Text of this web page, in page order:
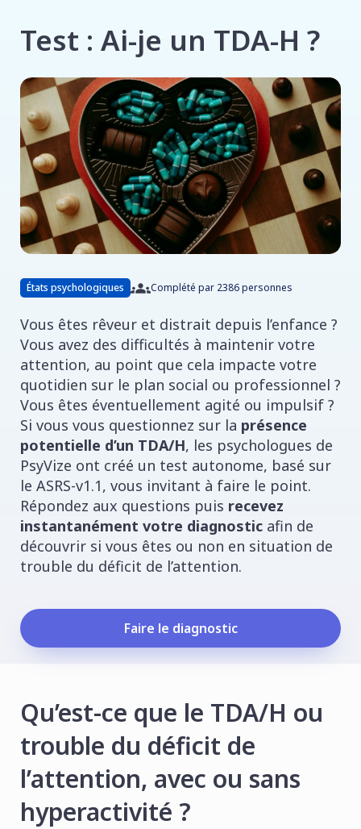
Test : Ai-je un TDA-H ?
États psychologiques Complété par 2386 personnes
Vous êtes rêveur et distrait depuis l’enfance ?
Vous avez des difficultés à maintenir votre
attention, au point que cela impacte votre
quotidien sur le plan social ou professionnel ?
Vous êtes éventuellement agité ou impulsif ?
Si vous vous questionnez sur la présence
potentielle d’un TDA/H, les psychologues de
PsyVize ont créé un test autonome, basé sur
le ASRS-v1.1, vous invitant à faire le point.
Répondez aux questions puis recevez
instantanément votre diagnostic afin de
découvrir si vous êtes ou non en situation de
trouble du déficit de l’attention.
Faire le diagnostic
Qu’est-ce que le TDA/H ou
trouble du déficit de
l’attention, avec ou sans
hyperactivité ?